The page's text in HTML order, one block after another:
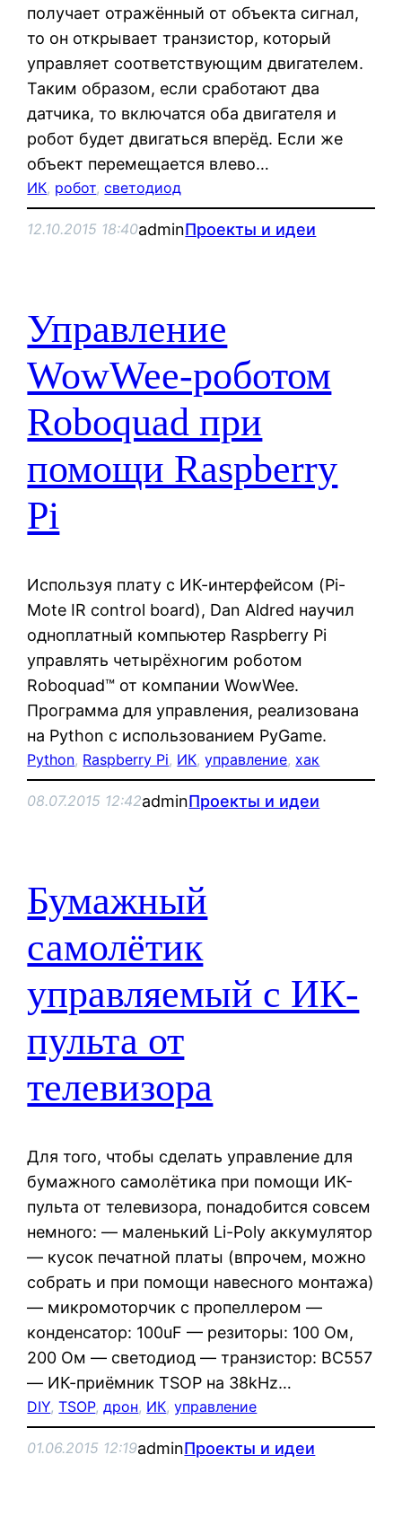
получает отражённый от объекта сигнал,
то он открывает транзистор, который
управляет соответствующим двигателем.
Таким образом, если сработают два
датчика, то включатся оба двигателя и
робот будет двигаться вперёд. Если же
объект перемещается влево…
ИК, робот, светодиод
12.10.2015 18:40adminПроекты и идеи
Управление
WowWee-роботом
Roboquad при
помощи Raspberry
Pi
Используя плату с ИК-интерфейсом (Pi-
Mote IR control board), Dan Aldred научил
одноплатный компьютер Raspberry Pi
управлять четырёхногим роботом
Roboquad™ от компании WowWee.
Программа для управления, реализована
на Python с использованием PyGame.
Python, Raspberry Pi, ИК, управление, хак
08.07.2015 12:42adminПроекты и идеи
Бумажный
самолётик
управляемый с ИК-
пульта от
телевизора
Для того, чтобы сделать управление для
бумажного самолётика при помощи ИК-
пульта от телевизора, понадобится совсем
немного: — маленький Li-Poly аккумулятор
— кусок печатной платы (впрочем, можно
собрать и при помощи навесного монтажа)
— микромоторчик с пропеллером —
конденсатор: 100uF — резиторы: 100 Ом,
200 Ом — светодиод — транзистор: BC557
— ИК-приёмник TSOP на 38kHz…
DIY, TSOP, дрон, ИК, управление
01.06.2015 12:19adminПроекты и идеи